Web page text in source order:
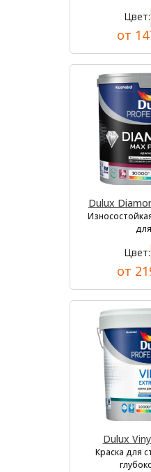
Цвет:
от
Dulux
Цвет:
от
Dulux
Краска для